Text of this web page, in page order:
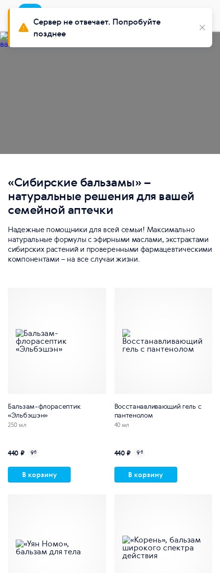
Buy Siberian
«Сибирские бальзамы» –
натуральные решения для вашей
семейной аптечки
Надежные помощники для всей семьи! Максимально
натуральные формулы с эфирными маслами, экстрактами
сибирских растений и проверенными фармацевтическими
компонентами – на все случаи жизни.
Бальзам-флорасептик
«Эльбэшэн»
250 мл
440 ₽ 9б
В корзину
Восстанавливающий гель с
пантенолом
40 мл
440 ₽ 9б
В корзину
Сервер не отвечает. Попробуйте
позднее